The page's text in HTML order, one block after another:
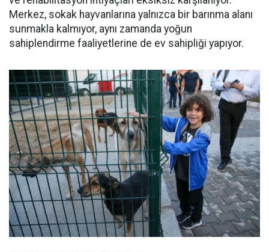
Merkez, sokak hayvanlarına yalnızca bir barınma alanı
sunmakla kalmıyor, aynı zamanda yoğun
sahiplendirme faaliyetlerine de ev sahipliği yapıyor.